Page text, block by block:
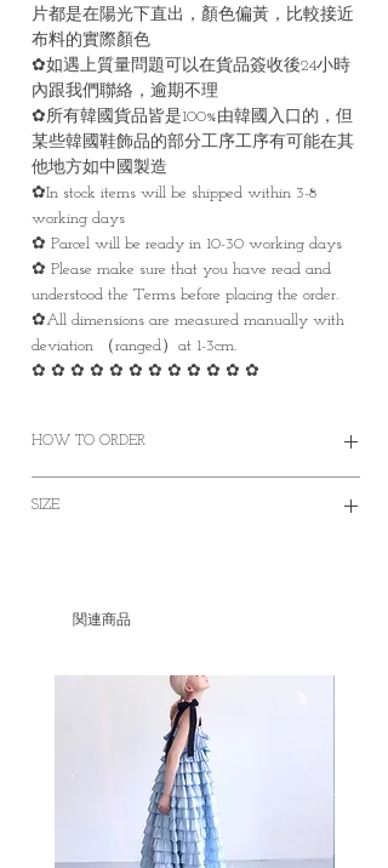
片都是在陽光下直出，顏色偏黃，比較接近
布料的實際顏色
✿如遇上質量問題可以在貨品簽收後24小時
內跟我們聯絡，逾期不理
✿所有韓國貨品皆是100%由韓國入口的，但
某些韓國鞋飾品的部分工序工序有可能在其
他地方如中國製造
✿In stock items will be shipped within 3-8
working days
✿ Parcel will be ready in 10-30 working days
✿ Please make sure that you have read and
understood the Terms before placing the order.
✿All dimensions are measured manually with
deviation （ranged）at 1-3cm.
✿ ✿ ✿ ✿ ✿ ✿ ✿ ✿ ✿ ✿ ✿ ✿
HOW TO ORDER
payment online or offline
✿Door to Door service of SF express
✿No cancellation of Pre-orders.
✿台灣和澳門地區HKD1500包郵
✿某些地區因為疫情問題只能用海運
✿因台灣海關的需要，台灣客人請填寫中文
全名和身份證或居留證號碼作認證用途。 如
有任何疑問想再作查詢，歡迎透過此網站或
SIZE
5
4
4.5
5
関連商品